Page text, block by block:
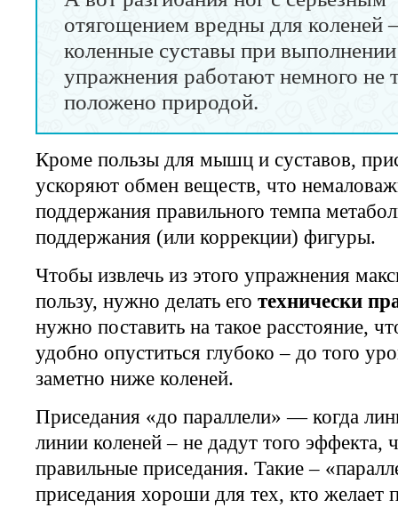
отягощением вредны для коленей
коленные суставы при выполнении
упражнения работают немного не
положено природой.
Кроме пользы для мышц и суставов,
ускоряют обмен веществ, что
поддержания правильного темпа
поддержания (или коррекции) фигуры.
Чтобы извлечь из этого упражнения
пользу, нужно делать его технически
нужно поставить на такое расстояние,
удобно опуститься глубоко – до того
заметно ниже коленей.
Приседания «до параллели» — когда
линии коленей – не дадут того эффекта,
правильные приседания. Такие –
приседания хороши для тех, кто желает